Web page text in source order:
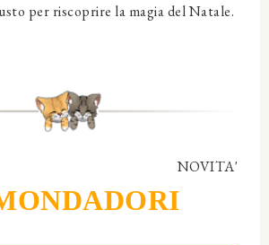
per riscoprire la magia del Natale.